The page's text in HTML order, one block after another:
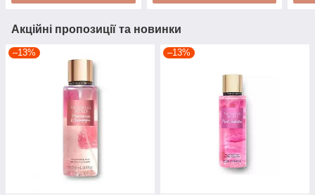
Акційні пропозиції та новинки
–13% –13%